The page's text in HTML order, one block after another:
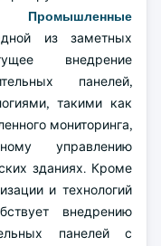
Промышленные
из заметных
внедрение
панелей,
такими как
мониторинга,
управлению
зданиях. Кроме
и технологий
внедрению
панелей с